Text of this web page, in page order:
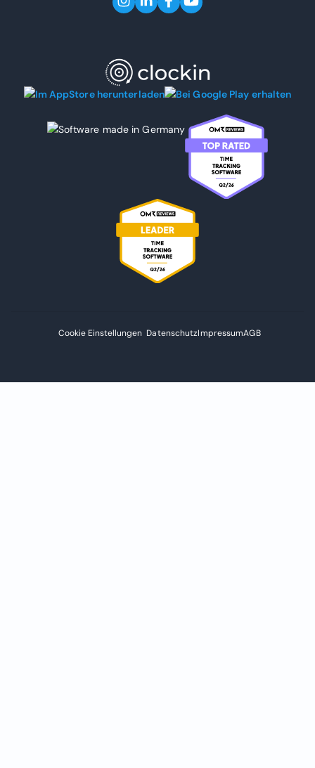
Cookie Einstellungen DatenschutzImpressumAGB